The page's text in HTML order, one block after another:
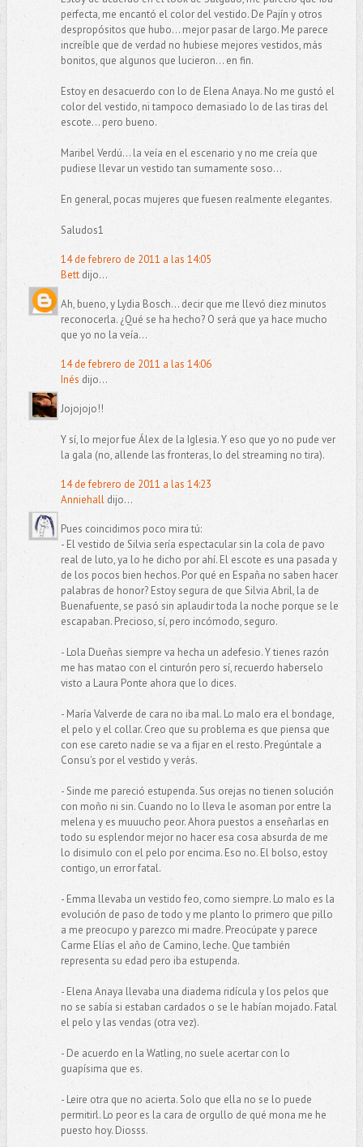
perfecta, me encantó el color del vestido. De Pajín y otros
despropósitos que hubo... mejor pasar de largo. Me parece
increíble que de verdad no hubiese mejores vestidos, más
bonitos, que algunos que lucieron... en fin.
Estoy en desacuerdo con lo de Elena Anaya. No me gustó el
color del vestido, ni tampoco demasiado lo de las tiras del
escote... pero bueno.
Maribel Verdú... la veía en el escenario y no me creía que
pudiese llevar un vestido tan sumamente soso...
En general, pocas mujeres que fuesen realmente elegantes.
Saludos1
14 de febrero de 2011 a las 14:05
Bettdijo...
Ah, bueno, y Lydia Bosch... decir que me llevó diez minutos
reconocerla. ¿Qué se ha hecho? O será que ya hace mucho
que yo no la veía...
14 de febrero de 2011 a las 14:06
Inés dijo...
Jojojojo!!
Y sí, lo mejor fue Álex de la Iglesia. Y eso que yo no pude ver
la gala (no, allende las fronteras, lo del streaming no tira).
14 de febrero de 2011 a las 14:23
Anniehalldijo...
Pues coincidimos poco mira tú:
- El vestido de Silvia sería espectacular sin la cola de pavo
real de luto, ya lo he dicho por ahí. El escote es una pasada y
de los pocos bien hechos. Por qué en España no saben hacer
palabras de honor? Estoy segura de que Silvia Abril, la de
Buenafuente, se pasó sin aplaudir toda la noche porque se le
escapaban. Precioso, sí, pero incómodo, seguro.
- Lola Dueñas siempre va hecha un adefesio. Y tienes razón
me has matao con el cinturón pero sí, recuerdo haberselo
visto a Laura Ponte ahora que lo dices.
- María Valverde de cara no iba mal. Lo malo era el bondage,
el pelo y el collar. Creo que su problema es que piensa que
con ese careto nadie se va a fijar en el resto. Pregúntale a
Consu's por el vestido y verás.
- Sinde me pareció estupenda. Sus orejas no tienen solución
con moño ni sin. Cuando no lo lleva le asoman por entre la
melena y es muuucho peor. Ahora puestos a enseñarlas en
todo su esplendor mejor no hacer esa cosa absurda de me
lo disimulo con el pelo por encima. Eso no. El bolso, estoy
contigo, un error fatal.
- Emma llevaba un vestido feo, como siempre. Lo malo es la
evolución de paso de todo y me planto lo primero que pillo
a me preocupo y parezco mi madre. Preocúpate y parece
Carme Elías el año de Camino, leche. Que también
representa su edad pero iba estupenda.
- Elena Anaya llevaba una diadema ridícula y los pelos que
no se sabía si estaban cardados o se le habían mojado. Fatal
el pelo y las vendas (otra vez).
- De acuerdo en la Watling, no suele acertar con lo
guapísima que es.
- Leire otra que no acierta. Solo que ella no se lo puede
permitirl. Lo peor es la cara de orgullo de qué mona me he
puesto hoy. Diosss.